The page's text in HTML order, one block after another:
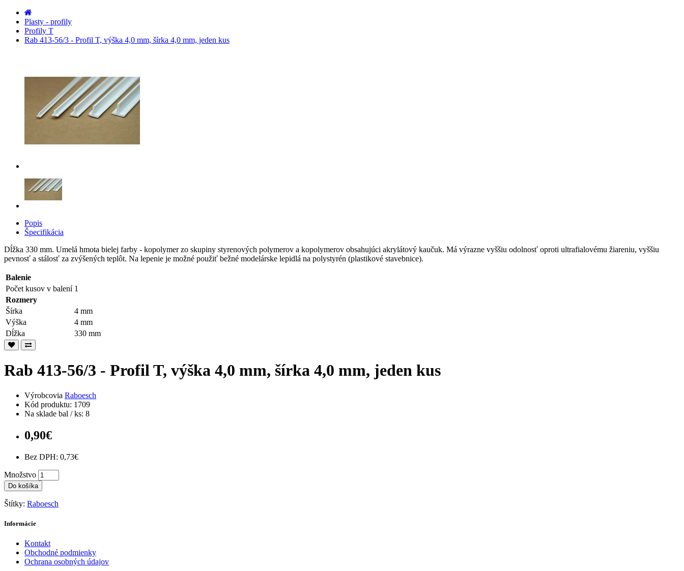
Plasty - profily
Profily T
Rab 413-56/3 - Profil T, výška 4,0 mm, šírka 4,0 mm, jeden kus
Popis
Špecifikácia
Dĺžka 330 mm. Umelá hmota bielej farby - kopolymer zo skupiny styrenových polymerov a kopolymerov obsahujúci akrylátový kaučuk. Má výrazne vyššiu odolnosť oproti ultrafialovému žiareniu, vyššiu
pevnosť a stálosť za zvýšených teplôt. Na lepenie je možné použiť bežné modelárske lepidlá na polystyrén (plastikové stavebnice).
Balenie
Počet kusov v balení 1
Rozmery
Šírka
4 mm
Výška
4 mm
Dĺžka
330 mm
Rab 413-56/3 - Profil T, výška 4,0 mm, šírka 4,0 mm, jeden kus
Výrobcovia Raboesch
Kód produktu: 1709
Na sklade bal / ks: 8
0,90€
Bez DPH: 0,73€
Množstvo
Do košíka
Štítky: Raboesch
Informácie
Kontakt
Obchodné podmienky
Ochrana osobných údajov